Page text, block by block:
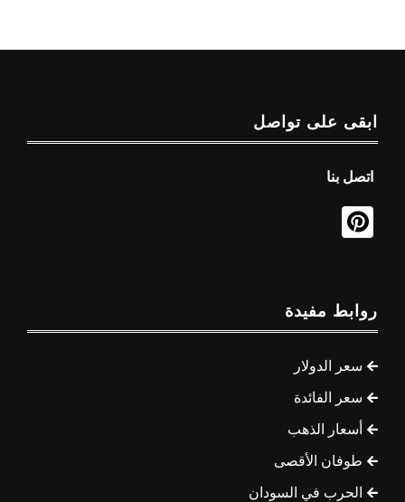
ابقى على تواصل
اتصل بنا
روابط مفيدة
سعر الدولار
سعر الفائدة
أسعار الذهب
طوفان الأقصى
الحرب في السودان